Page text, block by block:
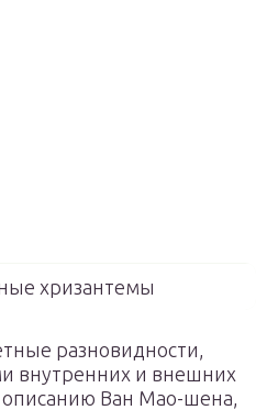
хризантемы
разновидности,
внутренних и внешних
описанию Ван Мао-шена,